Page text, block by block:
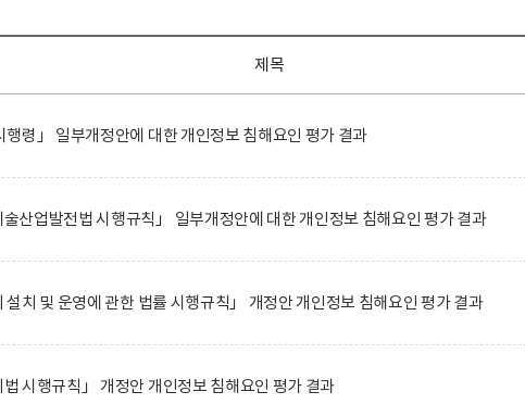
제목
행령」 일부개정안에 대한 개인정보 침해요인 평가 결과
술산업발전법 시행규칙」 일부개정안에 대한 개인정보 침해요인 평가 결과
설치 및 운영에 관한 법률 시행규칙」 개정안 개인정보 침해요인 평가 결과
법 시행규칙」 개정안 개인정보 침해요인 평가 결과